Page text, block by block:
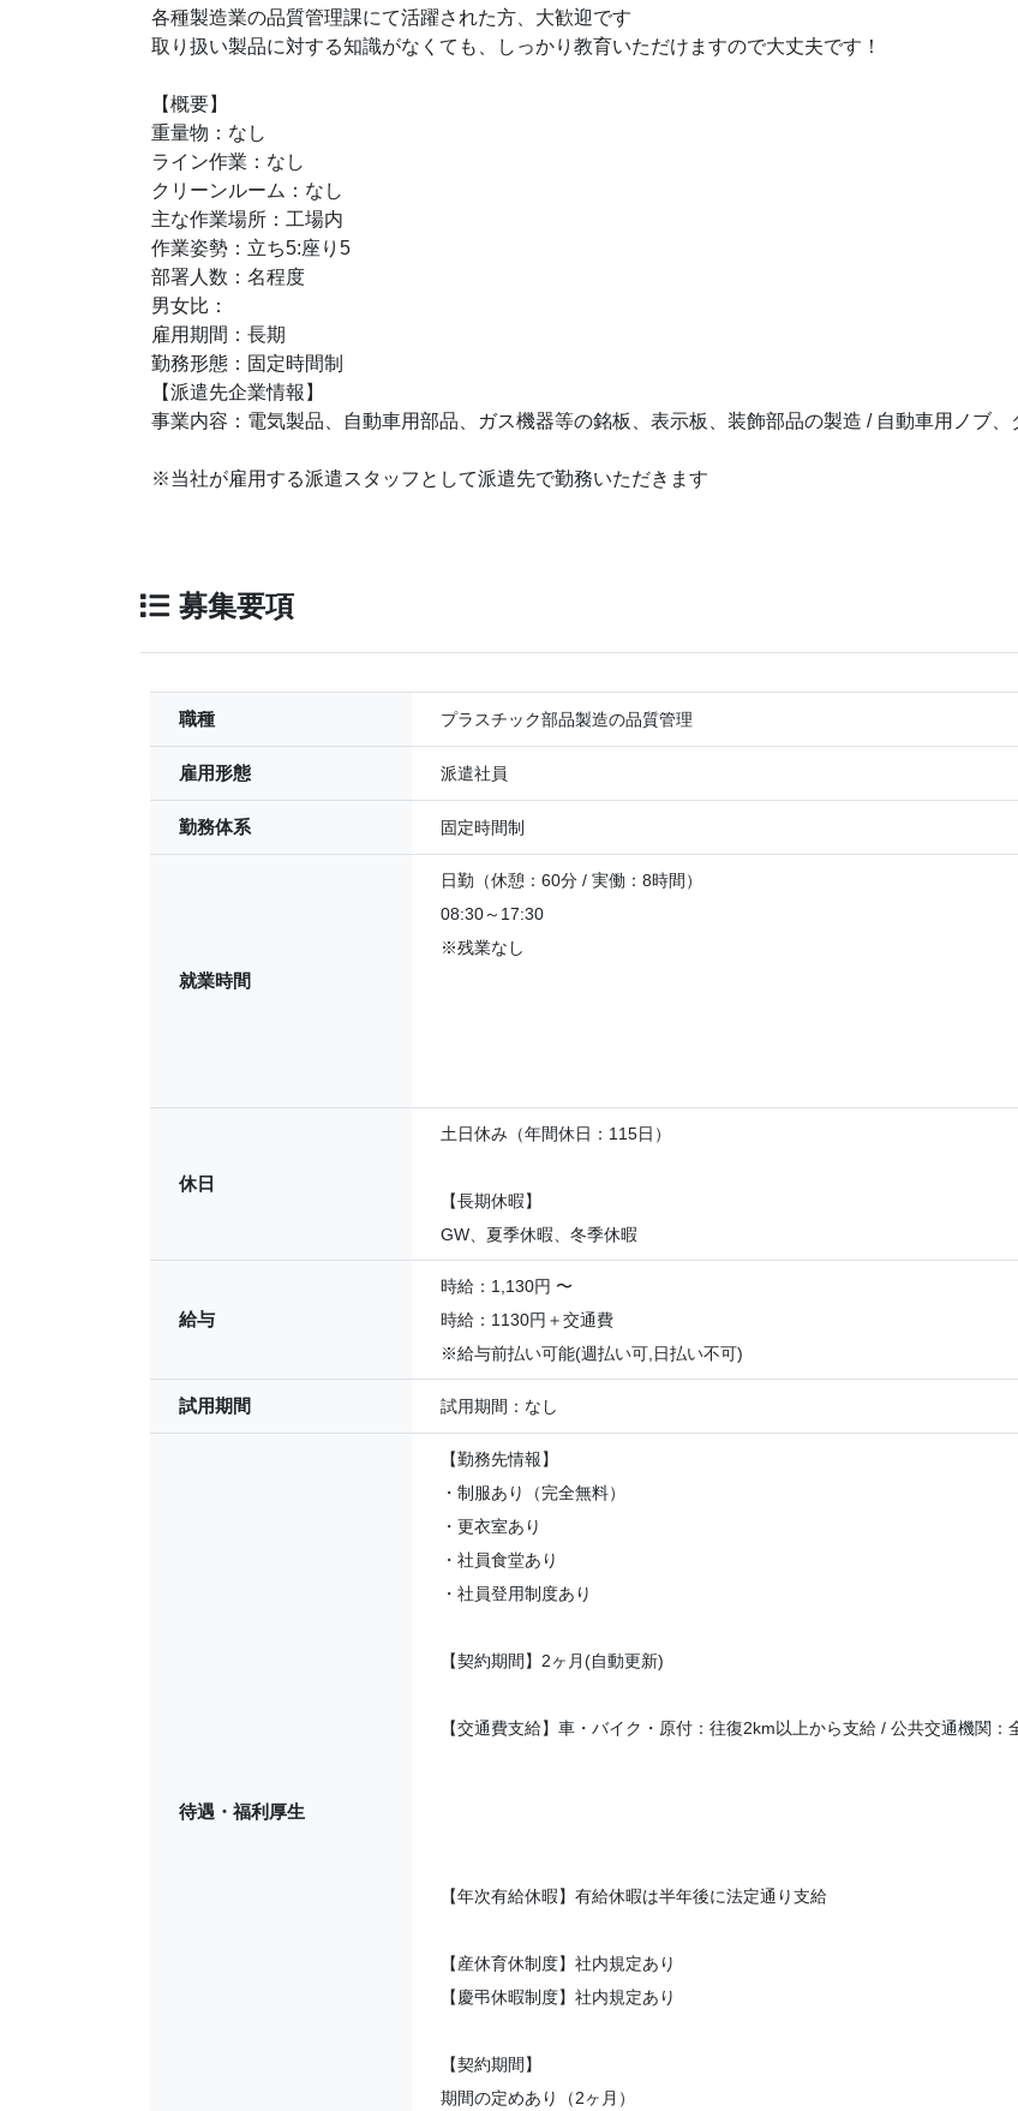
各種製造業の品質管理課にて活躍された方、大歓迎です
取り扱い製品に対する知識がなくても、しっかり教育いただけますので大丈夫です！
【概要】
重量物：なし
ライン作業：なし
クリーンルーム：なし
主な作業場所：工場内
作業姿勢：立ち5:座り5
部署人数：名程度
男女比：
雇用期間：長期
勤務形態：固定時間制
【派遣先企業情報】
事業内容：電気製品、自動車用部品、ガス機器等の銘板、表示板、装飾部品の製造 / 自動車用ノブ
※当社が雇用する派遣スタッフとして派遣先で勤務いただきます
募集要項
職種 プラスチック部品製造の品質管理
雇用形態 派遣社員
勤務体系 固定時間制
就業時間
日勤（休憩：60分 / 実働：8時間）
08:30～17:30
※残業なし
休日
土日休み（年間休日：115日）
【長期休暇】
GW、夏季休暇、冬季休暇
給与
時給：1,130円 〜
時給：1130円＋交通費
※給与前払い可能(週払い可,日払い不可)
試用期間 試用期間：なし
待遇・福利厚生
【勤務先情報】
・制服あり（完全無料）
・更衣室あり
・社員食堂あり
・社員登用制度あり
【契約期間】2ヶ月(自動更新)
【交通費支給】車・バイク・原付：往復2km以上から支給 / 公共交通機関：
【年次有給休暇】有給休暇は半年後に法定通り支給
【産休育休制度】社内規定あり
【慶弔休暇制度】社内規定あり
【契約期間】
期間の定めあり（2ヶ月）